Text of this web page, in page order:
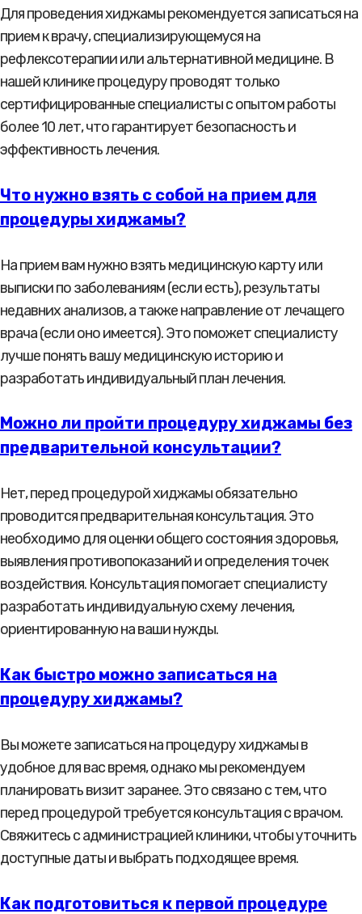
Для проведения хиджамы рекомендуется записаться на
прием к врачу, специализирующемуся на
рефлексотерапии или альтернативной медицине. В
нашей клинике процедуру проводят только
сертифицированные специалисты с опытом работы
более 10 лет, что гарантирует безопасность и
эффективность лечения.
Что нужно взять с собой на прием для
процедуры хиджамы?
На прием вам нужно взять медицинскую карту или
выписки по заболеваниям (если есть), результаты
недавних анализов, а также направление от лечащего
врача (если оно имеется). Это поможет специалисту
лучше понять вашу медицинскую историю и
разработать индивидуальный план лечения.
Можно ли пройти процедуру хиджамы без
предварительной консультации?
Нет, перед процедурой хиджамы обязательно
проводится предварительная консультация. Это
необходимо для оценки общего состояния здоровья,
выявления противопоказаний и определения точек
воздействия. Консультация помогает специалисту
разработать индивидуальную схему лечения,
ориентированную на ваши нужды.
Как быстро можно записаться на
процедуру хиджамы?
Вы можете записаться на процедуру хиджамы в
удобное для вас время, однако мы рекомендуем
планировать визит заранее. Это связано с тем, что
перед процедурой требуется консультация с врачом.
Свяжитесь с администрацией клиники, чтобы уточнить
доступные даты и выбрать подходящее время.
Как подготовиться к первой процедуре